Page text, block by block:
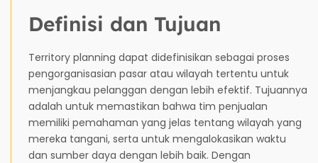
Definisi dan Tujuan
Territory planning dapat didefinisikan sebagai proses
pengorganisasian pasar atau wilayah tertentu untuk
menjangkau pelanggan dengan lebih efektif. Tujuannya
adalah untuk memastikan bahwa tim penjualan
memiliki pemahaman yang jelas tentang wilayah yang
mereka tangani, serta untuk mengalokasikan waktu
dan sumber daya dengan lebih baik. Dengan